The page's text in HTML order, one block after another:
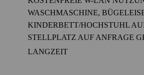
WASCHMASCHINE,
KINDERBETT/HOCHSTUHL
STELLPLATZ AUF ANFRAGE
LANGZEIT